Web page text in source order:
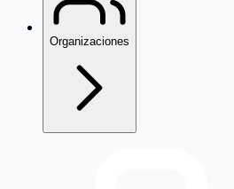
Organizaciones